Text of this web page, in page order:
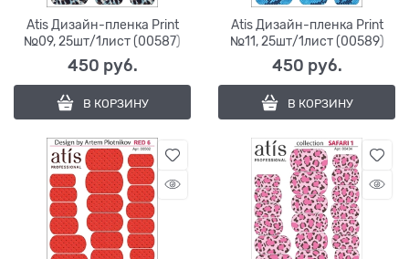
Atis Дизайн-пленка Print
№09, 25шт/1лист (00587)
450 руб.
В КОРЗИНУ
Atis Дизайн-пленка Print
№11, 25шт/1лист (00589)
450 руб.
В КОРЗИНУ